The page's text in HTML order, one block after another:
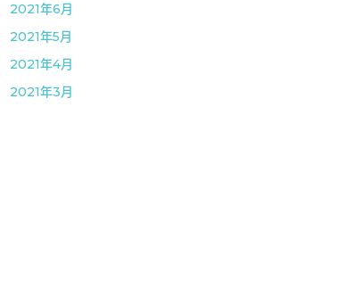
2021年6月
2021年5月
2021年4月
2021年3月